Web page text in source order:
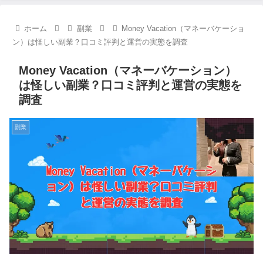
ホーム 副業
Money Vacation（マネーバケーショ
ン）は怪しい副業？口コミ評判と運営の実態を調査
Money Vacation（マネーバケーション）
は怪しい副業？口コミ評判と運営の実態を
調査
副業